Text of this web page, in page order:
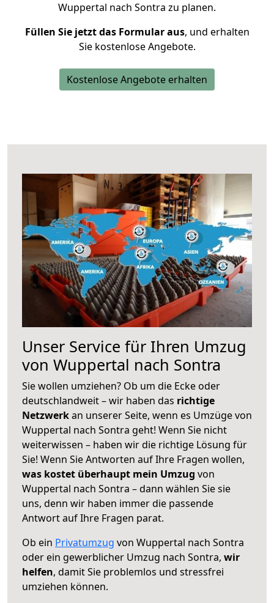
Wuppertal nach Sontra zu planen.
Füllen Sie jetzt das Formular aus, und erhalten
Sie kostenlose Angebote.
Kostenlose Angebote erhalten
Unser Service für Ihren Umzug
von Wuppertal nach Sontra
Sie wollen umziehen? Ob um die Ecke oder
deutschlandweit – wir haben das richtige
Netzwerkan unserer Seite, wenn es Umzüge von
Wuppertal nach Sontra geht! Wenn Sie nicht
weiterwissen – haben wir die richtige Lösung für
Sie! Wenn Sie Antworten auf Ihre Fragen wollen,
was kostet überhaupt mein Umzug von
Wuppertal nach Sontra – dann wählen Sie sie
uns, denn wir haben immer die passende
Antwort auf Ihre Fragen parat.
Ob ein Privatumzug von Wuppertal nach Sontra
oder ein gewerblicher Umzug nach Sontra, wir
helfen, damit Sie problemlos und stressfrei
umziehen können.